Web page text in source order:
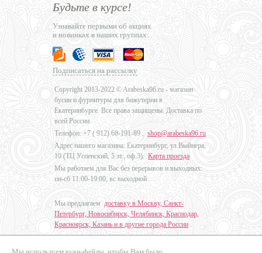
Будьте в курсе!
Узнавайте первыми об акциях
и новинках в наших группах:
Подписаться на рассылку
Copyright 2013-2022 © Arabeska96.ru - магазин
бусин и фурнитуры для бижутерии в
Екатеринбурге. Все права защищены. Доставка по
всей России.
Телефон: +7 ( 912) 68-191-89 , shop@arabeska96.ru
Адрес нашего магазина: Екатеринбург, ул.Выйнера,
10 (ТЦ Успенский, 5 эт., оф.3). Карта проезда
Мы работаем для Вас без перерывов и выходных:
пн-сб 11:00-19:00, вс выходной
Мы предлагаем доставку в Москву, Санкт-
Петербург, Новосибирск, Челябинск, Краснодар,
Красноярск, Казань и в другие города России .